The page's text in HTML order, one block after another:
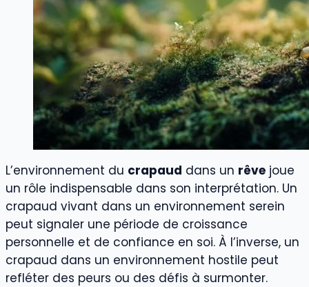
L’environnement du crapaud dans un rêve joue
un rôle indispensable dans son interprétation. Un
crapaud vivant dans un environnement serein
peut signaler une période de croissance
personnelle et de confiance en soi. À l’inverse, un
crapaud dans un environnement hostile peut
refléter des peurs ou des défis à surmonter.